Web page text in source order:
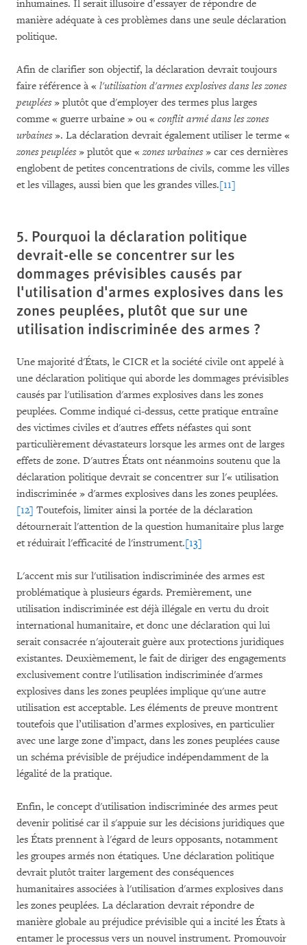
inhumaines. Il serait illusoire d’essayer de répondre de
manière adéquate à ces problèmes dans une seule déclaration
politique.
Afin de clarifier son objectif, la déclaration devrait toujours
faire référence à « l'utilisation d'armes explosives dans les zones
peuplées» plutôt que d'employer des termes plus larges
comme « guerre urbaine » ou « conflit armé dans les zones
urbaines». La déclaration devrait également utiliser le terme «
zones peuplées» plutôt que « zones urbaines» car ces dernières
englobent de petites concentrations de civils, comme les villes
et les villages, aussi bien que les grandes villes.[11]
5. Pourquoi la déclaration politique
devrait-elle se concentrer sur les
dommages prévisibles causés par
l'utilisation d'armes explosives dans les
zones peuplées, plutôt que sur une
utilisation indiscriminée des armes ?
Une majorité d'États, le CICR et la société civile ont appelé à
une déclaration politique qui aborde les dommages prévisibles
causés par l'utilisation d'armes explosives dans les zones
peuplées. Comme indiqué ci-dessus, cette pratique entraîne
des victimes civiles et d'autres effets néfastes qui sont
particulièrement dévastateurs lorsque les armes ont de larges
effets de zone. D'autres États ont néanmoins soutenu que la
déclaration politique devrait se concentrer sur l'« utilisation
indiscriminée » d'armes explosives dans les zones peuplées.
[12] Toutefois, limiter ainsi la portée de la déclaration
détournerait l'attention de la question humanitaire plus large
et réduirait l'efficacité de l'instrument.[13]
L'accent mis sur l'utilisation indiscriminée des armes est
problématique à plusieurs égards. Premièrement, une
utilisation indiscriminée est déjà illégale en vertu du droit
international humanitaire, et donc une déclaration qui lui
serait consacrée n'ajouterait guère aux protections juridiques
existantes. Deuxièmement, le fait de diriger des engagements
exclusivement contre l'utilisation indiscriminée d'armes
explosives dans les zones peuplées implique qu'une autre
utilisation est acceptable. Les éléments de preuve montrent
toutefois que l’utilisation d’armes explosives, en particulier
avec une large zone d’impact, dans les zones peuplées cause
un schéma prévisible de préjudice indépendamment de la
légalité de la pratique.
Enfin, le concept d'utilisation indiscriminée des armes peut
devenir politisé car il s'appuie sur les décisions juridiques que
les États prennent à l'égard de leurs opposants, notamment
les groupes armés non étatiques. Une déclaration politique
devrait plutôt traiter largement des conséquences
humanitaires associées à l'utilisation d'armes explosives dans
les zones peuplées. La déclaration devrait répondre de
manière globale au préjudice prévisible qui a incité les États à
entamer le processus vers un nouvel instrument. Promouvoir